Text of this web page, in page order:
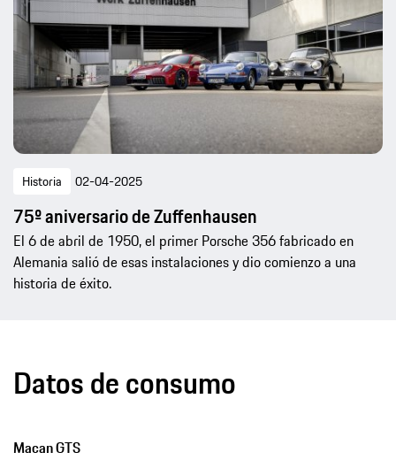
Historia 02-04-2025
75º aniversario de Zuffenhausen
El 6 de abril de 1950, el primer Porsche 356 fabricado en
Alemania salió de esas instalaciones y dio comienzo a una
historia de éxito.
Datos de consumo
Macan GTS